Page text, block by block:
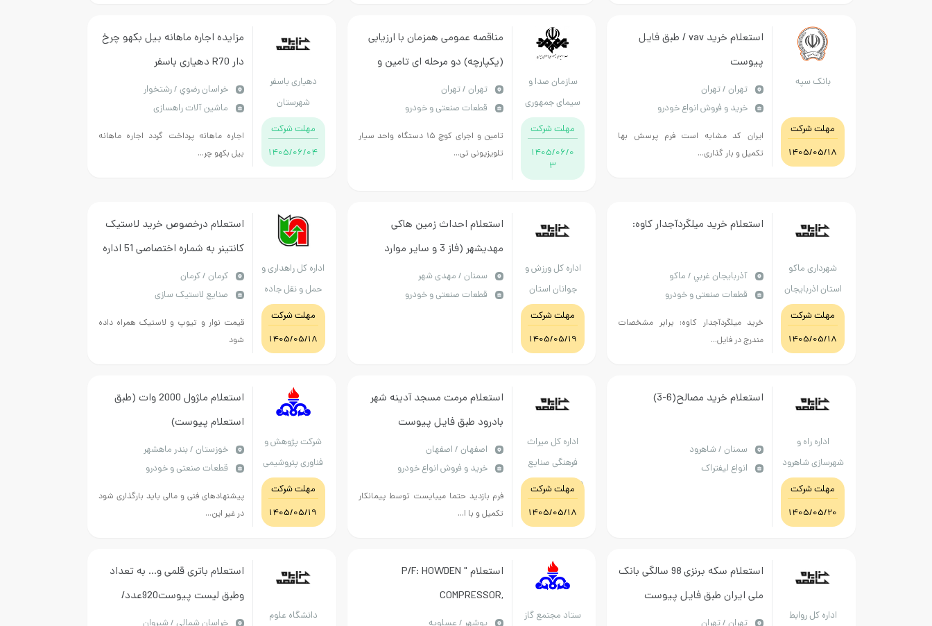
بانک سپه
مهلت شرکت
1405/05/18
استعلام خرید vav / طبق فایل
پیوست
تهران / تهران
خرید و فروش انواع خودرو
ایران کد مشابه است فرم پرسش بها
تکمیل و بار گذاری...
سازمان صدا و
سیمای جمهوری
اسلامی ایران
مهلت شرکت
1405/06/0
3
مناقصه عمومی همزمان با ارزیابی
(یکپارچه) دو مرحله ای تامین و
اجرای کوچ۱۵دستگاه واحد سیار
تلویزیونی تیپ یک و تامین و
اجرای کوچ۱۰دستگاه واحد سیار
تلویزیونی تیپ دو
تهران / تهران
قطعات صنعتی و خودرو
تامین و اجرای کوچ ۱۵ دستگاه واحد سیار
تلویزیونی تی...
دهیاری باسفر
شهرستان
رشتخوار
مهلت شرکت
1405/06/04
مزایده اجاره ماهانه بیل بکهو چرخ
دار R70 دهیاری باسفر
رشتخوار/2024/ مینی بیل
خراسان رضوي / رشتخوار
ماشین آلات راهسازی
اجاره ماهانه پرداخت گردد اجاره ماهانه
بیل بکهو چر...
شهرداری ماکو
استان اذربایجان
غربی
مهلت شرکت
1405/05/18
استعلام خرید میلگردآجدار کاوه:
آذربايجان غربي / ماکو
قطعات صنعتی و خودرو
خرید میلگردآجدار کاوه: برابر مشخصات
مندرج در فایل...
اداره کل ورزش و
جوانان استان
سمنان
مهلت شرکت
1405/05/19
استعلام احداث زمین هاکی
مهدیشهر (فاز 3 و سایر موارد
اعلامی طبق مشخصات پیوست با
شیوه پرداخت نقدی
سمنان / مهدی شهر
قطعات صنعتی و خودرو
اداره کل راهداری و
حمل و نقل جاده
ای استان کرمان
مهلت شرکت
1405/05/18
استعلام درخصوص خرید لاستیک
کانتینر به شماره اختصاصی 51 اداره
ماشین آلات طبق مدارک و
مستندات پیوست
كرمان / کرمان
صنایع لاستیک سازی
قیمت نوار و تیوپ و لاستیک همراه داده
شود
اداره راه و
شهرسازی شاهرود
مهلت شرکت
1405/05/20
استعلام خرید مصالح(6-3)
سمنان / شاهرود
انواع لیفتراک
اداره کل میراث
فرهنگی صنایع
دستی و گردشگری
مهلت شرکت
1405/05/18
استعلام مرمت مسجد آدینه شهر
بادرود طبق فایل پیوست
اصفهان / اصفهان
خرید و فروش انواع خودرو
فرم بازدید حتما میبایست توسط پیمانکار
تکمیل و با ا...
شرکت پژوهش و
فناوری پتروشیمی
مهلت شرکت
1405/05/19
استعلام ما‍ژول 2000 وات (طبق
استعلام پیوست)
خوزستان / بندر ماهشهر
قطعات صنعتی و خودرو
پیشنهادهای فنی و مالی باید بارگذاری شود
در غیر این...
اداره کل روابط
استعلام سکه برنزی 98 سالگی بانک
ملی ایران طبق فایل پیوست
ستاد مجتمع گاز
استعلام P/F: HOWDEN "
COMPRESSOR,
MODEL:MK6/WRV1321/132
دانشگاه علوم
استعلام باتری قلمی و... به تعداد
وطبق لیست پیوست920عدد/
پرداخت 7ماهه/کلیه شروط خرید